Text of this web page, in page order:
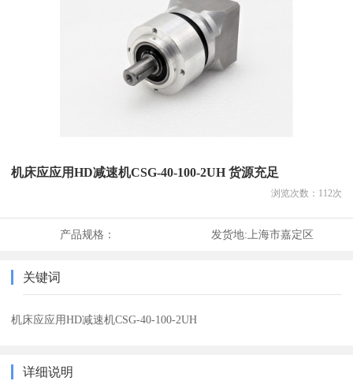
机床应应用HD减速机CSG-40-100-2UH 货源充足
浏览次数： 112次
产品规格： 发货地: 上海市嘉定区
关键词
机床应应用HD减速机CSG-40-100-2UH
详细说明